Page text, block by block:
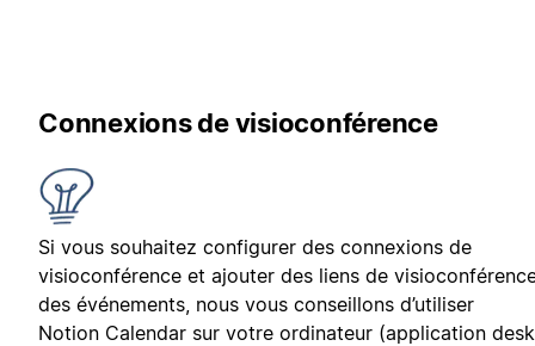
Connexions de visioconférence
Si vous souhaitez configurer des connexions de
visioconférence et ajouter des liens de
des événements, nous vous conseillons d’utiliser
Notion Calendar sur votre ordinateur (application